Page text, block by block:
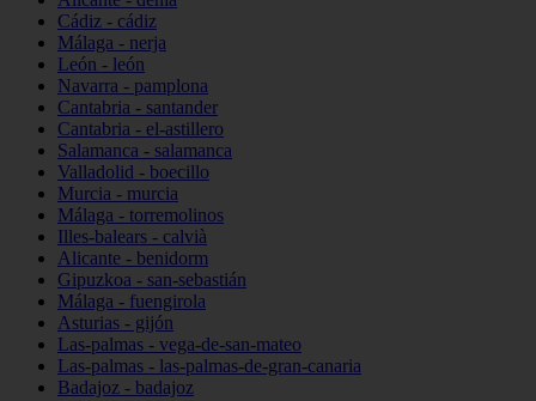
Cádiz - cádiz
Málaga - nerja
León - león
Navarra - pamplona
Cantabria - santander
Cantabria - el-astillero
Salamanca - salamanca
Valladolid - boecillo
Murcia - murcia
Málaga - torremolinos
Illes-balears - calvià
Alicante - benidorm
Gipuzkoa - san-sebastián
Málaga - fuengirola
Asturias - gijón
Las-palmas - vega-de-san-mateo
Las-palmas - las-palmas-de-gran-canaria
Badajoz - badajoz